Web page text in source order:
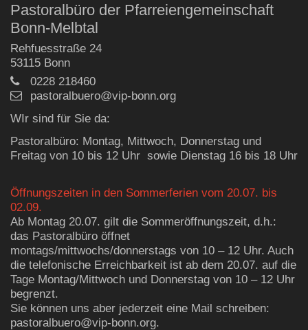
Pastoralbüro der Pfarreiengemeinschaft
Bonn-Melbtal
Rehfuesstraße 24
53115 Bonn
0228 218460
pastoralbuero@vip-bonn.org
WIr sind für Sie da:
Pastoralbüro: Montag, Mittwoch, Donnerstag und
Freitag von 10 bis 12 Uhr sowie Dienstag 16 bis 18 Uhr
Öffnungszeiten in den Sommerferien vom 20.07. bis
02.09.
Ab Montag 20.07. gilt die Sommeröffnungszeit, d.h.:
das Pastoralbüro öffnet
montags/mittwochs/donnerstags von 10 – 12 Uhr. Auch
die telefonische Erreichbarkeit ist ab dem 20.07. auf die
Tage Montag/Mittwoch und Donnerstag von 10 – 12 Uhr
begrenzt.
Sie können uns aber jederzeit eine Mail schreiben:
pastoralbuero@vip-bonn.org.